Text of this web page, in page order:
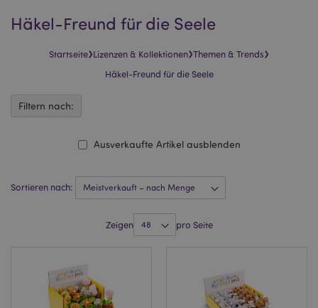
Häkel-Freund für die Seele
Startseite›Lizenzen & Kollektionen›Themen & Trends›
Häkel-Freund für die Seele
Sortieren nach:
Zeigen pro Seite
Ausverkaufte Artikel ausblenden
Filtern nach: